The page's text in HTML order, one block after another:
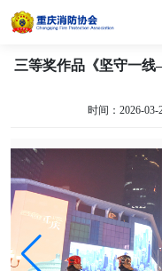
三等奖作品《坚守一
时间：2026-03-